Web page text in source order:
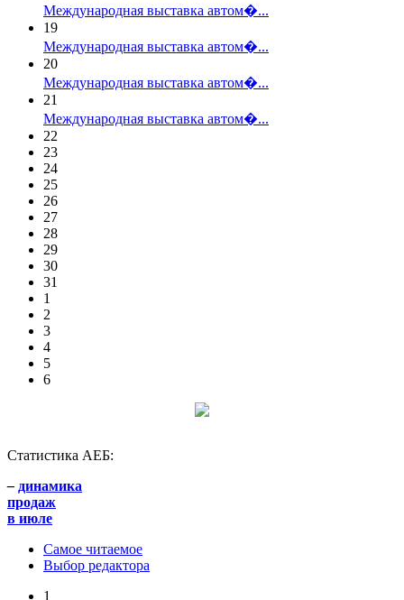
Международная выставка автом�...
19
Международная выставка автом�...
20
Международная выставка автом�...
21
Международная выставка автом�...
22
23
24
25
26
27
28
29
30
31
1
2
3
4
5
6
Статистика АЕБ:
– динамика
продаж
в июле
Самое читаемое
Выбор редактора
1